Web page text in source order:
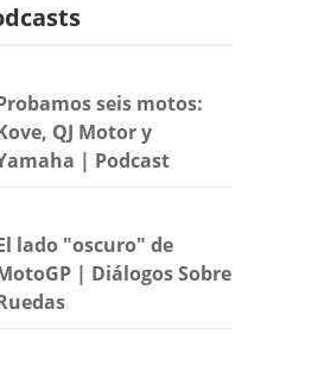
seis motos:
QJ Motor y
| Podcast
lado "oscuro" de
| Diálogos Sobre